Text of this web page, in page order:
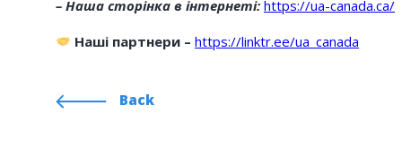
– Наша сторінка в інтернеті: https://ua-canada.ca/
Наші партнери – https://linktr.ee/ua_canada
Back